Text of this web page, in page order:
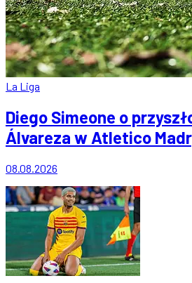
La Liga
Diego Simeone o
Álvareza w Atletico
08.08.2026